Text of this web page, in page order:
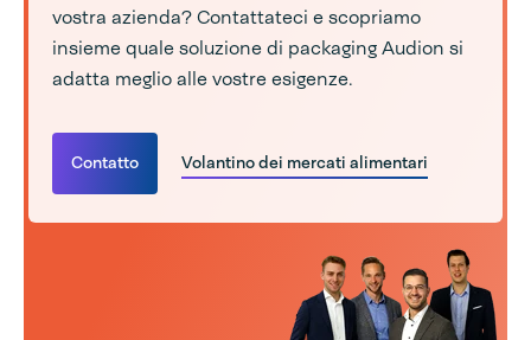
vostra azienda? Contattateci e scopriamo
insieme quale soluzione di packaging Audion si
adatta meglio alle vostre esigenze.
Contatto Volantino dei mercati alimentari